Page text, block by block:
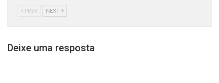
PREV NEXT
Deixe uma resposta